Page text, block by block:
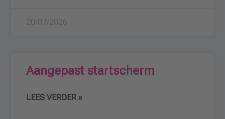
20/07/2026
Aangepast startscherm
LEES VERDER »